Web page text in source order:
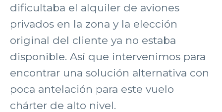
dificultaba el alquiler de aviones
privados en la zona y la elección
original del cliente ya no estaba
disponible. Así que intervenimos para
encontrar una solución alternativa con
poca antelación para este vuelo
chárter de alto nivel.